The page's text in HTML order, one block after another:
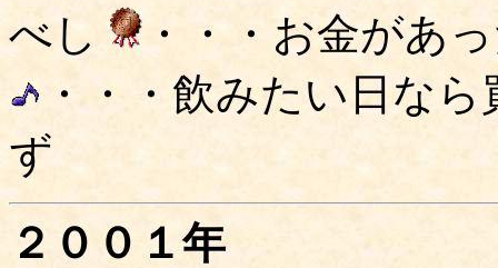
べし
・・・お金があ
・・・飲みたい日な
ず
２００１年